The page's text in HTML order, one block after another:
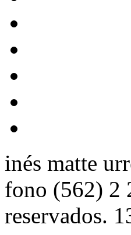
inés matte
fono (562) 2
reservados.